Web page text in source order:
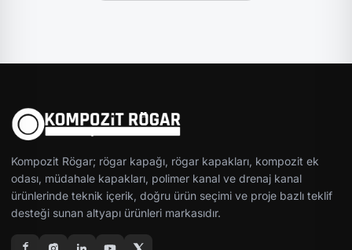
Kompozit Rögar; rögar kapağı, rögar kapakları, kompozit ek
odası, müdahale kapakları, polimer kanal ve drenaj kanal
ürünlerinde teknik içerik, doğru ürün seçimi ve proje bazlı teklif
desteği sunan altyapı ürünleri markasıdır.